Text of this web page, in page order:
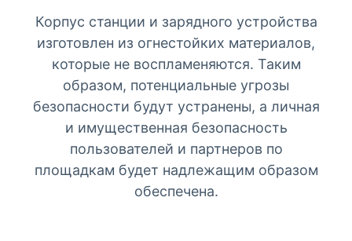
Корпус станции и зарядного устройства
изготовлен из огнестойких материалов,
которые не воспламеняются. Таким
образом, потенциальные угрозы
безопасности будут устранены, а личная
и имущественная безопасность
пользователей и партнеров по
площадкам будет надлежащим образом
обеспечена.